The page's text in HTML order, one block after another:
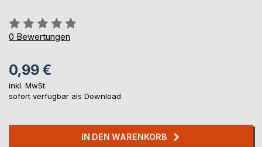
Bewertung::
0%
0 Bewertungen
0,99 €
inkl. MwSt.
sofort verfügbar als Download
IN DEN WARENKORB